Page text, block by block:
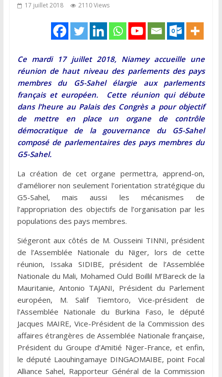
17 juillet 2018 2110 Views
Ce mardi 17 juillet 2018, Niamey accueille une
réunion de haut niveau des parlements des pays
membres du G5-Sahel élargie aux parlements
français et européen. Cette réunion qui débute
dans l’heure au Palais des Congrès a pour objectif
de mettre en place un organe de contrôle
démocratique de la gouvernance du G5-Sahel
composé de parlementaires des pays membres du
G5-Sahel.
La création de cet organe permettra, apprend-on,
d’améliorer non seulement l’orientation stratégique du
G5-Sahel, mais aussi les mécanismes de
l’appropriation des objectifs de l’organisation par les
populations des pays membres.
Siégeront aux côtés de M. Ousseini TINNI, président
de l’Assemblée Nationale du Niger, lors de cette
réunion, Issaka SIDIBE, président de l’Assemblée
Nationale du Mali, Mohamed Ould Boillil M’Bareck de la
Mauritanie, Antonio TAJANI, Président du Parlement
européen, M. Salif Tiemtoro, Vice-président de
l’Assemblée Nationale du Burkina Faso, le député
Jacques MAIRE, Vice-Président de la Commission des
affaires étrangères de Assemblée Nationale française,
Président du Groupe d’Amitié Niger-France, et enfin,
le député Laouhingamaye DINGAOMAIBE, point Focal
Alliance Sahel, Rapporteur Général de la Commission